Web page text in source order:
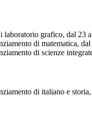
laboratorio grafico, dal 23
di matematica,
di scienze
di italiano e